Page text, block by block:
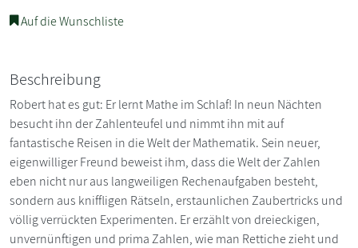
Auf die Wunschliste
Beschreibung
Robert hat es gut: Er lernt Mathe im Schlaf! In neun Nächten
besucht ihn der Zahlenteufel und nimmt ihn mit auf
fantastische Reisen in die Welt der Mathematik. Sein neuer,
eigenwilliger Freund beweist ihm, dass die Welt der Zahlen
eben nicht nur aus langweiligen Rechenaufgaben besteht,
sondern aus kniffligen Rätseln, erstaunlichen Zaubertricks und
völlig verrückten Experimenten. Er erzählt von dreieckigen,
unvernünftigen und prima Zahlen, wie man Rettiche zieht und